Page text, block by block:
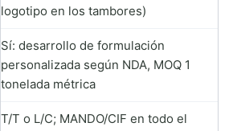
logotipo en los tambores)
Sí: desarrollo de formulación
personalizada según NDA, MOQ 1
tonelada métrica
T/T o L/C; MANDO/CIF en todo el